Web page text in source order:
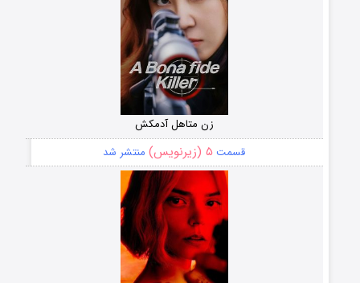
زن متاهل آدمکش
قسمت ۵ (زیرنویس) منتشر شد